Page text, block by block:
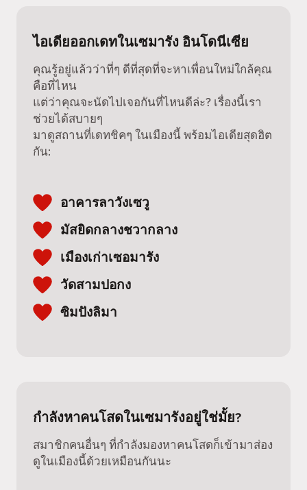
ไอเดียออกเดทในเซมารัง อินโดนีเซีย
คุณรู้อยู่แล้วว่าที่ๆ ดีที่สุดที่จะหาเพื่อนใหม่ใกล้คุณ
คือที่ไหน
แต่ว่าคุณจะนัดไปเจอกันที่ไหนดีล่ะ? เรื่องนี้เรา
ช่วยได้สบายๆ
มาดูสถานที่เดทชิคๆ ในเมืองนี้ พร้อมไอเดียสุดฮิต
กัน:
อาคารลาวังเซวู
มัสยิดกลางชวากลาง
เมืองเก่าเซอมารัง
วัดสามปอกง
ซิมปังลิมา
กำลังหาคนโสดในเซมารังอยู่ใช่มั้ย?
สมาชิกคนอื่นๆ ที่กำลังมองหาคนโสดก็เข้ามาส่อง
ดูในเมืองนี้ด้วยเหมือนกันนะ